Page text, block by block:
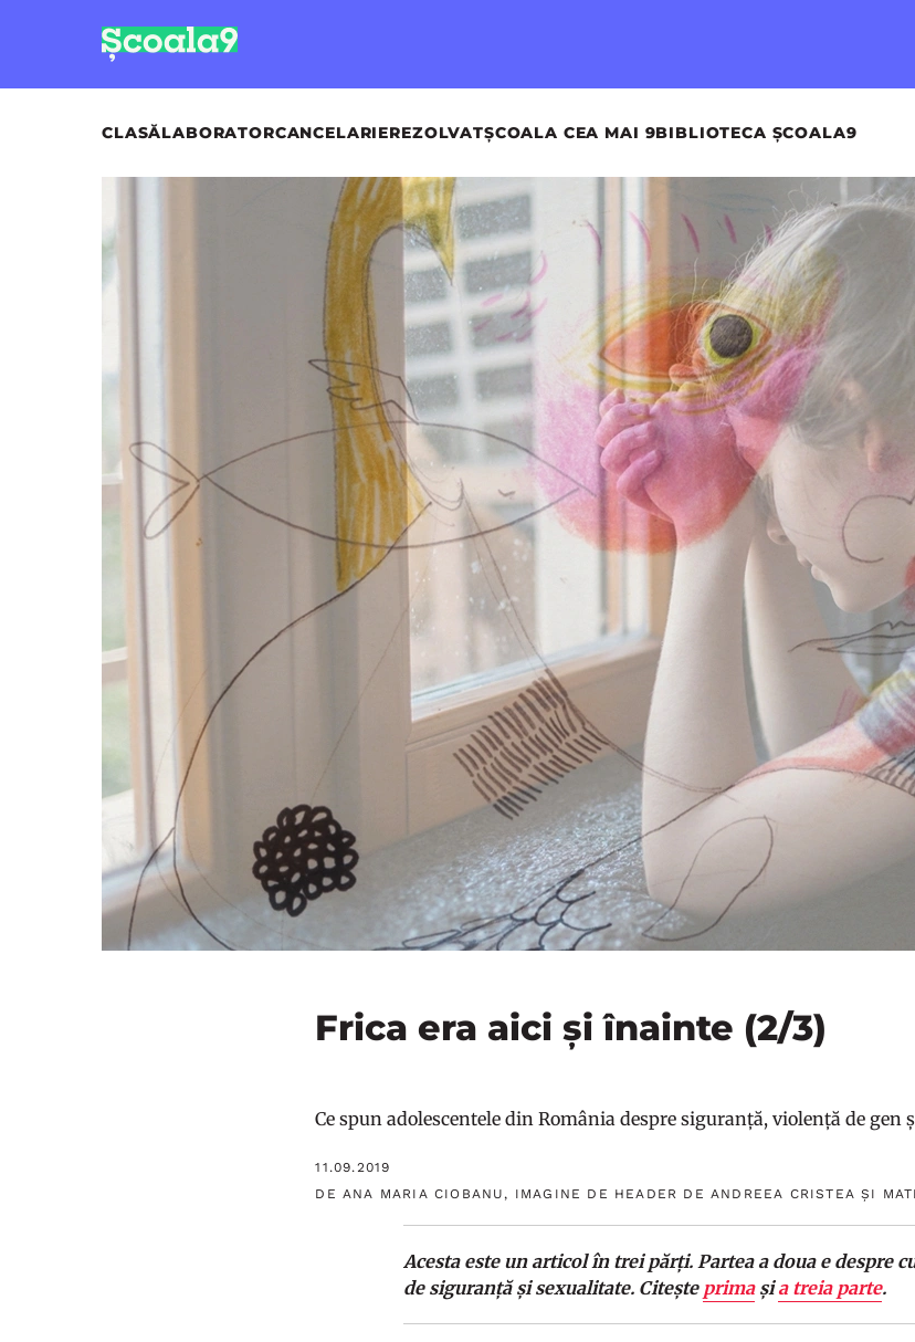
CLASĂLABORATORCANCELARIEREZOLVATȘCOALA CEA MAI 9BIBLIOTECA ȘCOALA9
Frica era aici și înainte (2/3)
Ce spun adolescentele din România despre siguranță, violență de gen
11.09.2019
DE ANA MARIA CIOBANU, IMAGINE DE HEADER DE ANDREEA CRISTEA ȘI
Acesta este un articol în trei părți. Partea a doua e despre
de siguranță și sexualitate. Citește primașia treia parte.